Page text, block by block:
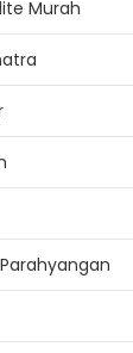
Murah